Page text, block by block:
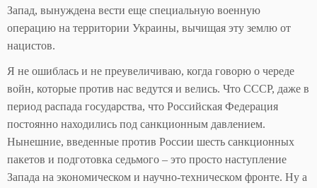
Запад, вынуждена вести еще специальную военную
операцию на территории Украины, вычищая эту землю от
нацистов.
Я не ошиблась и не преувеличиваю, когда говорю о череде
войн, которые против нас ведутся и велись. Что СССР, даже в
период распада государства, что Российская Федерация
постоянно находились под санкционным давлением.
Нынешние, введенные против России шесть санкционных
пакетов и подготовка седьмого – это просто наступление
Запада на экономическом и научно-техническом фронте. Ну а